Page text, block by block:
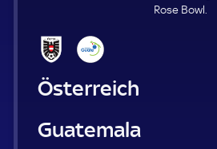
Rose Bowl.
Österreich
Guatemala